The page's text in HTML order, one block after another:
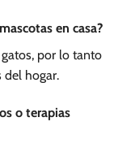
en casa?
gatos, por lo tanto
del hogar.
o terapias